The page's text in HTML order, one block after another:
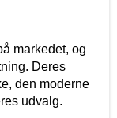
markedet, og
Deres
den moderne
udvalg.